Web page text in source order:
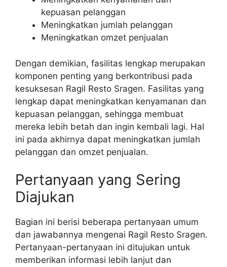
kepuasan pelanggan
Meningkatkan jumlah pelanggan
Meningkatkan omzet penjualan
Dengan demikian, fasilitas lengkap merupakan
komponen penting yang berkontribusi pada
kesuksesan Ragil Resto Sragen. Fasilitas yang
lengkap dapat meningkatkan kenyamanan dan
kepuasan pelanggan, sehingga membuat
mereka lebih betah dan ingin kembali lagi. Hal
ini pada akhirnya dapat meningkatkan jumlah
pelanggan dan omzet penjualan.
Pertanyaan yang Sering
Diajukan
Bagian ini berisi beberapa pertanyaan umum
dan jawabannya mengenai Ragil Resto Sragen.
Pertanyaan-pertanyaan ini ditujukan untuk
memberikan informasi lebih lanjut dan